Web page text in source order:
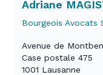
Adriane
Bourgeois Avocats
Avenue de
Case postale 475
1001 Lausanne